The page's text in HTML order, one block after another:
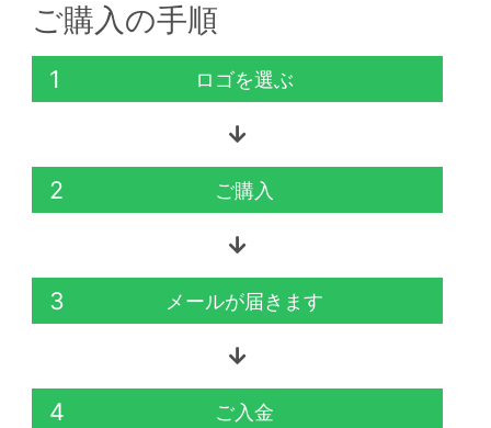
ご購入の手順
1 ロゴを選ぶ
2 ご購入
3 メールが届きます
4 ご入金